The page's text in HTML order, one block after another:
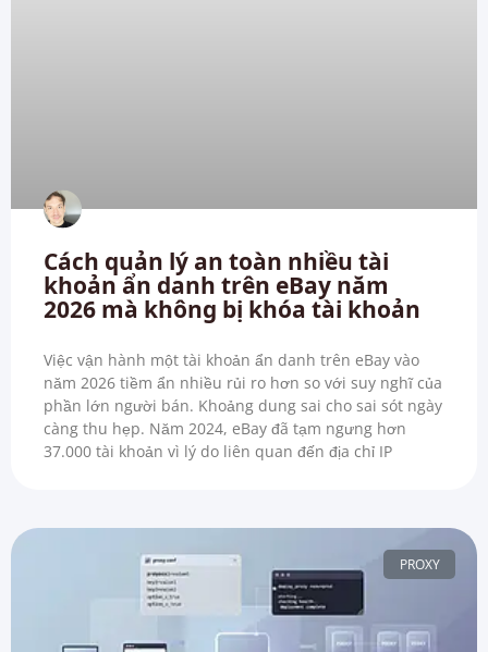
Cách quản lý an toàn nhiều tài
khoản ẩn danh trên eBay năm
2026 mà không bị khóa tài khoản
Việc vận hành một tài khoản ẩn danh trên eBay vào
năm 2026 tiềm ẩn nhiều rủi ro hơn so với suy nghĩ của
phần lớn người bán. Khoảng dung sai cho sai sót ngày
càng thu hẹp. Năm 2024, eBay đã tạm ngưng hơn
37.000 tài khoản vì lý do liên quan đến địa chỉ IP
PROXY